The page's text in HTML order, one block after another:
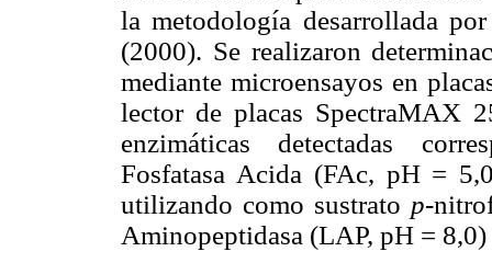
la metodología desarrollada
(2000). Se realizaron
mediante microensayos en
lector de placas SpectraMAX
enzimáticas detectadas
Fosfatasa Acida (FAc, pH =
utilizando como sustrato p-
Aminopeptidasa (LAP, pH =